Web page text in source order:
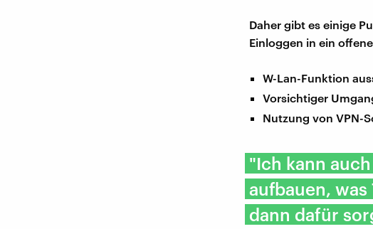
Daher gibt es einige
Einloggen in ein
W-Lan-Funktion
Vorsichtiger
Nutzung von VPN-
"Ich kann
aufbauen,
dann dafür